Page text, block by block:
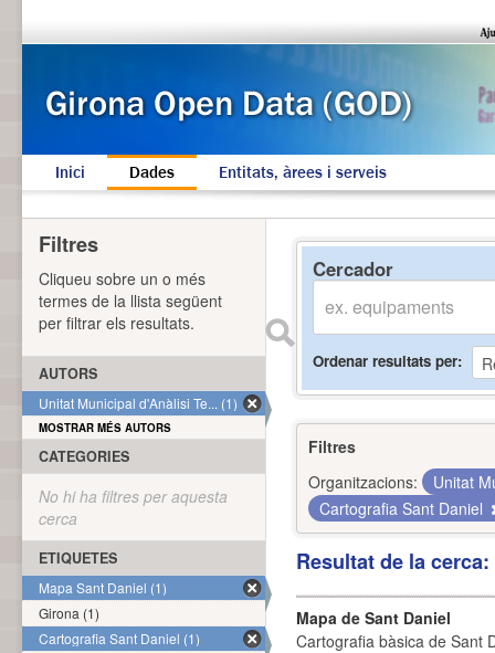
Inici Dades Entitats, àrees i serveis
Cercador
Ordenar resultats per
Filtres
Organitzacions:
Unitat
Cartografia Sant Daniel
Resultat de la
Mapa de Sant Daniel
Cartografia bàsica de Sant
Filtres
Cliqueu sobre un o més
termes de la llista següent
per filtrar els resultats.
AUTORS
Unitat Municipal d'Anàlisi Te... (1)
MOSTRAR MÉS AUTORS
CATEGORIES
No hi ha filtres per aquesta
cerca
ETIQUETES
Mapa Sant Daniel (1)
Girona (1)
Cartografia Sant Daniel (1)